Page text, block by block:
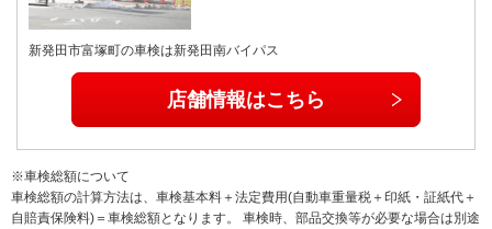
新発田市富塚町の車検は新発田南バイパス
店舗情報はこちら
※車検総額について
車検総額の計算方法は、車検基本料＋法定費用(自動車重量税＋印紙・証紙代＋
自賠責保険料)＝車検総額となります。 車検時、部品交換等が必要な場合は別途